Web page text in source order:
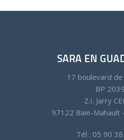
SARA EN
17 boulevard
BP 2039
Z.I. Jarry
97122 Baie-Mahault
Tél : 05 90